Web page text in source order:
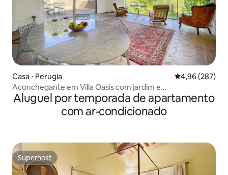
Casa ⋅ Perugia 4,96 de uma
4,96 (287)
Aconchegante em Villa Oasis com jardim e
estacionamento em Perúgia
Aluguel por temporada de apartamento
com ar-condicionado
Superhost
Superhost